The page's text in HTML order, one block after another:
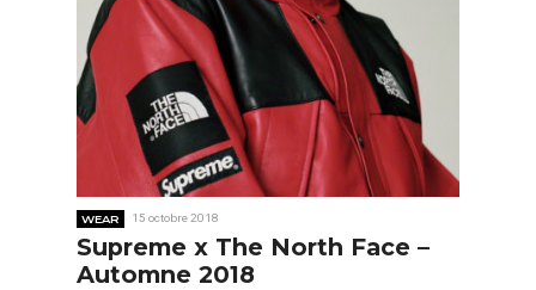
WEAR 15 octobre 2018
Supreme x The North Face –
Automne 2018